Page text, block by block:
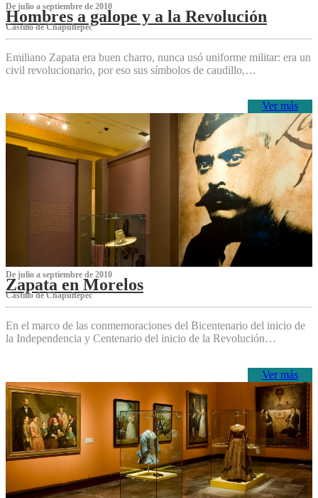
De julio a septiembre de 2010
Hombres a galope y a la Revolución
Castillo de Chapultepec
Emiliano Zapata era buen charro, nunca usó uniforme militar: era un
civil revolucionario, por eso sus símbolos de caudillo,…
Ver más
De julio a septiembre de 2010
Zapata en Morelos
Castillo de Chapultepec
En el marco de las conmemoraciones del Bicentenario del inicio de
la Independencia y Centenario del inicio de la Revolución…
Ver más